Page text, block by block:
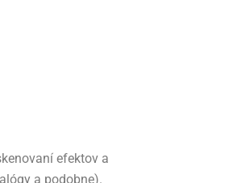
efektov a
a podobne).